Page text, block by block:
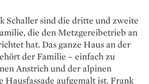
Schaller sind die dritte und zweite
die den Metzgereibetrieb an
hat. Das ganze Haus an der
der Familie – einfach zu
Anstrich und der alpinen
Hausfassade aufgemalt ist. Frank